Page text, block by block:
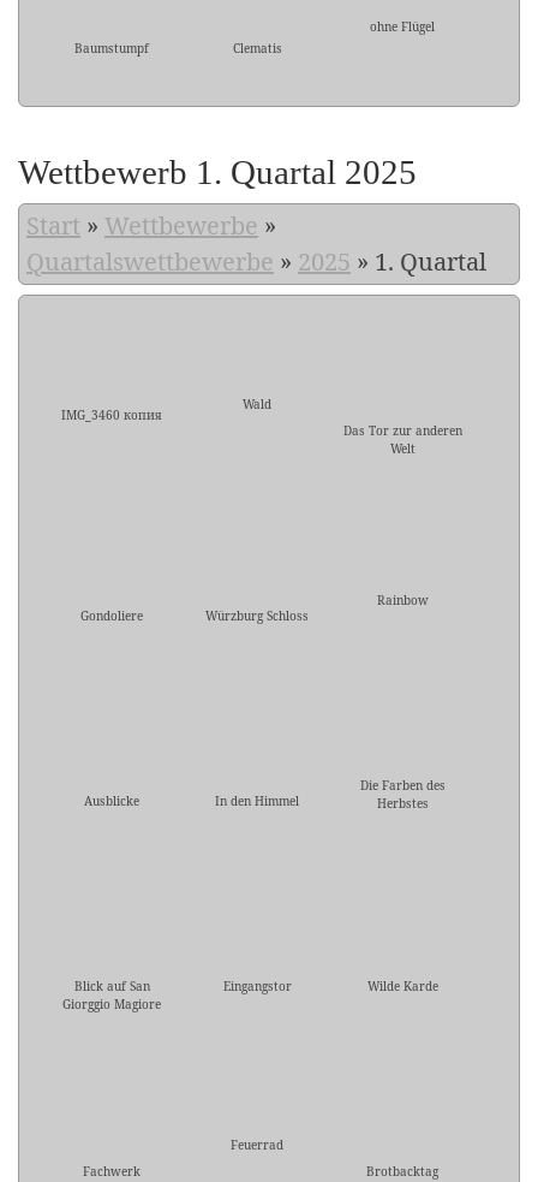
Baumstumpf Clematis
ohne Flügel
Wettbewerb 1. Quartal 2025
Start » Wettbewerbe »
Quartalswettbewerbe » 2025 » 1. Quartal
IMG_3460 копия
Wald
Das Tor zur anderen
Welt
Gondoliere Würzburg Schloss
Rainbow
Ausblicke In den Himmel
Die Farben des
Herbstes
Blick auf San
Giorggio Magiore
Eingangstor Wilde Karde
Fachwerk
Feuerrad
Brotbacktag